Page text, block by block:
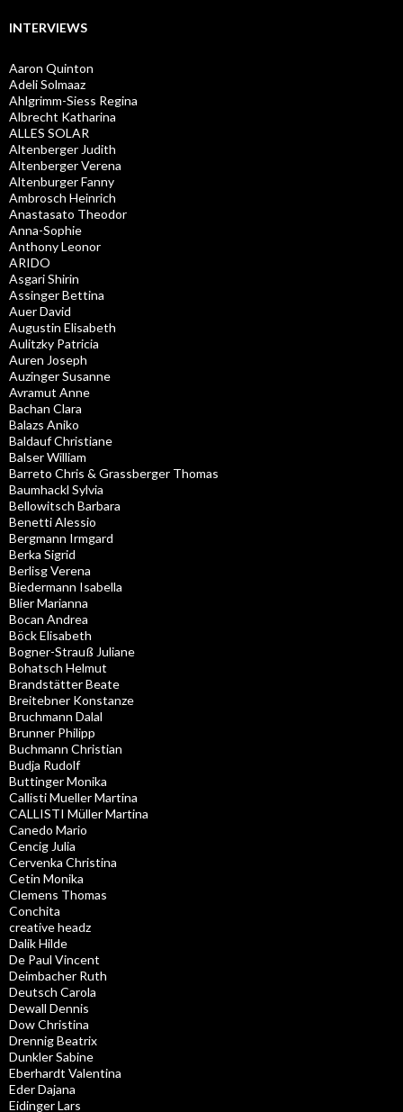
INTERVIEWS
Aaron Quinton
Adeli Solmaaz
Ahlgrimm-Siess Regina
Albrecht Katharina
ALLES SOLAR
Altenberger Judith
Altenberger Verena
Altenburger Fanny
Ambrosch Heinrich
Anastasato Theodor
Anna-Sophie
Anthony Leonor
ARIDO
Asgari Shirin
Assinger Bettina
Auer David
Augustin Elisabeth
Aulitzky Patricia
Auren Joseph
Auzinger Susanne
Avramut Anne
Bachan Clara
Balazs Aniko
Baldauf Christiane
Balser William
Barreto Chris & Grassberger Thomas
Baumhackl Sylvia
Bellowitsch Barbara
Benetti Alessio
Bergmann Irmgard
Berka Sigrid
Berlisg Verena
Biedermann Isabella
Blier Marianna
Bocan Andrea
Böck Elisabeth
Bogner-Strauß Juliane
Bohatsch Helmut
Brandstätter Beate
Breitebner Konstanze
Bruchmann Dalal
Brunner Philipp
Buchmann Christian
Budja Rudolf
Buttinger Monika
Callisti Mueller Martina
CALLISTI Müller Martina
Canedo Mario
Cencig Julia
Cervenka Christina
Cetin Monika
Clemens Thomas
Conchita
creative headz
Dalik Hilde
De Paul Vincent
Deimbacher Ruth
Deutsch Carola
Dewall Dennis
Dow Christina
Drennig Beatrix
Dunkler Sabine
Eberhardt Valentina
Eder Dajana
Eidinger Lars